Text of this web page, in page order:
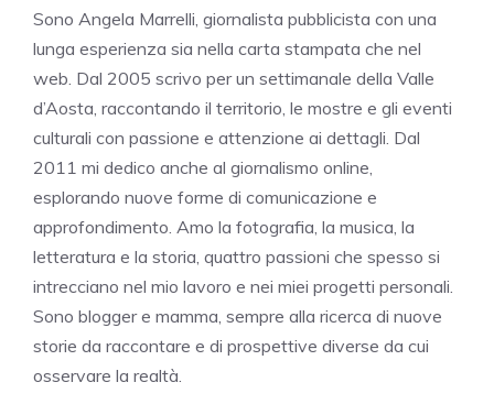
Sono Angela Marrelli, giornalista pubblicista con una
lunga esperienza sia nella carta stampata che nel
web. Dal 2005 scrivo per un settimanale della Valle
d’Aosta, raccontando il territorio, le mostre e gli eventi
culturali con passione e attenzione ai dettagli. Dal
2011 mi dedico anche al giornalismo online,
esplorando nuove forme di comunicazione e
approfondimento. Amo la fotografia, la musica, la
letteratura e la storia, quattro passioni che spesso si
intrecciano nel mio lavoro e nei miei progetti personali.
Sono blogger e mamma, sempre alla ricerca di nuove
storie da raccontare e di prospettive diverse da cui
osservare la realtà.